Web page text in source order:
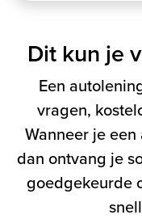
Dit kun je
Een
vragen,
Wanneer je
dan ontvang je
goedgekeurde